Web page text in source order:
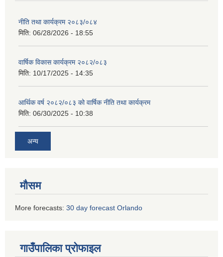
नीति तथा कार्यक्रम २०८३/०८४
मिति: 06/28/2026 - 18:55
वार्षिक विकास कार्यक्रम २०८२/०८३
मिति: 10/17/2025 - 14:35
आर्थिक वर्ष २०८२/०८३ को वार्षिक नीति तथा कार्यक्रम
मिति: 06/30/2025 - 10:38
अन्य
मौसम
More forecasts: 30 day forecast Orlando
गाउँपालिका प्रोफाइल